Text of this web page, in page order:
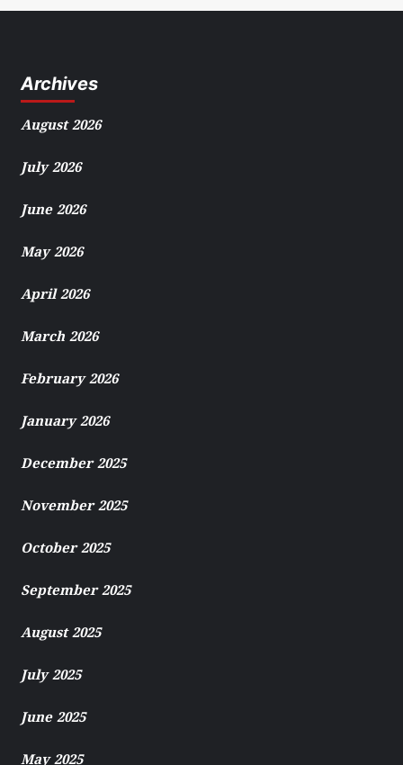
Archives
August 2026
July 2026
June 2026
May 2026
April 2026
March 2026
February 2026
January 2026
December 2025
November 2025
October 2025
September 2025
August 2025
July 2025
June 2025
May 2025